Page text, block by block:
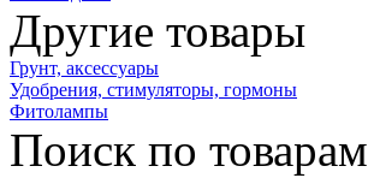
Другие товары
Грунт, аксессуары
Удобрения, стимуляторы, гормоны
Фитолампы
Поиск по товарам